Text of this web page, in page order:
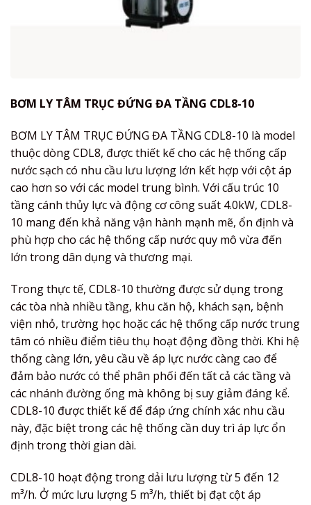
BƠM LY TÂM TRỤC ĐỨNG ĐA TẦNG CDL8-10
BƠM LY TÂM TRỤC ĐỨNG ĐA TẦNG CDL8-10 là model
thuộc dòng CDL8, được thiết kế cho các hệ thống cấp
nước sạch có nhu cầu lưu lượng lớn kết hợp với cột áp
cao hơn so với các model trung bình. Với cấu trúc 10
tầng cánh thủy lực và động cơ công suất 4.0kW, CDL8-
10 mang đến khả năng vận hành mạnh mẽ, ổn định và
phù hợp cho các hệ thống cấp nước quy mô vừa đến
lớn trong dân dụng và thương mại.
Trong thực tế, CDL8-10 thường được sử dụng trong
các tòa nhà nhiều tầng, khu căn hộ, khách sạn, bệnh
viện nhỏ, trường học hoặc các hệ thống cấp nước trung
tâm có nhiều điểm tiêu thụ hoạt động đồng thời. Khi hệ
thống càng lớn, yêu cầu về áp lực nước càng cao để
đảm bảo nước có thể phân phối đến tất cả các tầng và
các nhánh đường ống mà không bị suy giảm đáng kể.
CDL8-10 được thiết kế để đáp ứng chính xác nhu cầu
này, đặc biệt trong các hệ thống cần duy trì áp lực ổn
định trong thời gian dài.
CDL8-10 hoạt động trong dải lưu lượng từ 5 đến 12
m³/h. Ở mức lưu lượng 5 m³/h, thiết bị đạt cột áp